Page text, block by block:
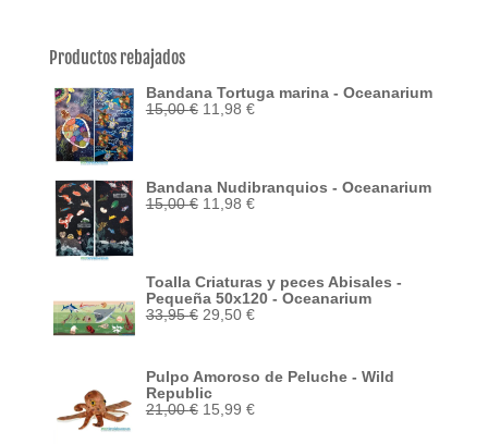
Productos rebajados
Bandana Tortuga marina - Oceanarium
15,00€ El
11,98 €El
Bandana Nudibranquios - Oceanarium
15,00€ El
11,98 €El
Toalla Criaturas y peces Abisales -
Pequeña 50x120 - Oceanarium
33,95€ El
33,95 €.
29,50 €El
29,50 €.
Pulpo Amoroso de Peluche - Wild
Republic
21,00€ El
15,99 €El